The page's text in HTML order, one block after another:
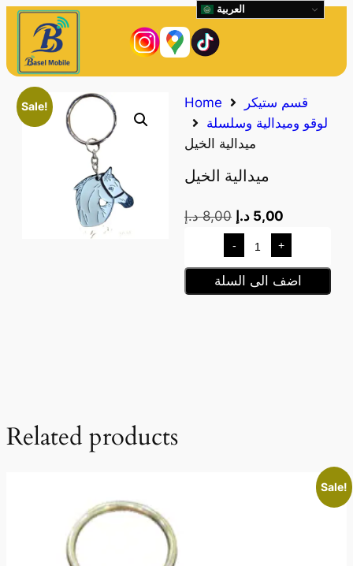
Sale! Home
قسم ستيكر
لوقو وميدالية وسلسلة
ميدالية الخيل
ميدالية الخيل
8,00 د.إ 5,00 د.إ
- +
اضف الى السلة
Related products
Sale!
العربية